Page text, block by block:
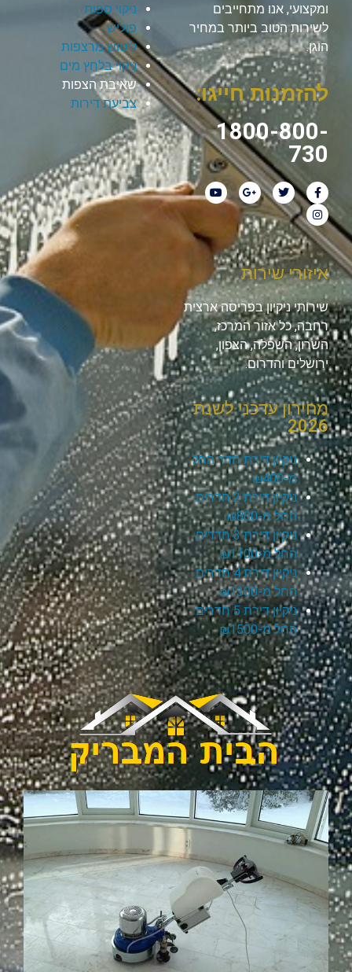
ומקצועי, אנו מתחייבים
לשירות הטוב ביותר במחיר
הוגן.
להזמנות חייגו:
1800-800-
730
ניקוי ספות
פוליש
ליטוש מרצפות
ניקוי בלחץ מים
שאיבת הצפות
צביעת דירות
איזורי שירות
שירותי ניקיון בפריסה ארצית
רחבה, כל אזור המרכז,
השרון, השפלה, הצפון,
ירושלים והדרום.
מחירון עדכני לשנת
2026
ניקיון דירת חדר החל
מ-₪400
ניקיון דירת 2 חדרים
החל מ-₪800
ניקיון דירת 3 חדרים
החל מ-₪1100
ניקיון דירת 4 חדרים
החל מ-₪1300
ניקיון דירת 5 חדרים
החל מ-₪1500